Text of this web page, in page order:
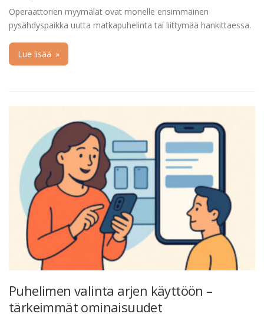
Operaattorien myymälät ovat monelle ensimmäinen
pysähdyspaikka uutta matkapuhelinta tai liittymää hankittaessa.
Lue lisää »
Puhelimen valinta arjen käyttöön –
tärkeimmät ominaisuudet